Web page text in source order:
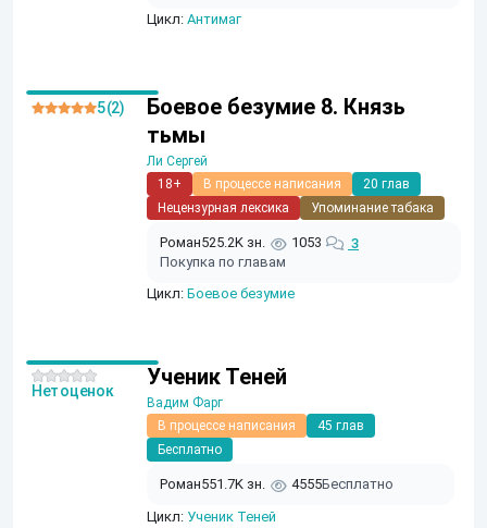
Цикл: Антимаг
Боевое безумие 8. Князь
тьмы
Ли Сергей
18+
В процессе написания
20 глав
Нецензурная лексика
Упоминание табака
Роман525.2K зн. 1053
3
Покупка по главам
Цикл: Боевое безумие
5 (2)
Ученик Теней
Вадим Фарг
В процессе написания
45 глав
Бесплатно
Роман551.7K зн. 4555Бесплатно
Цикл: Ученик Теней
Нет оценок